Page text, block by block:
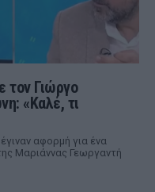
τον Γιώργο
«Καλέ, τι
αφορμή για ένα
Μαριάννας Γεωργαντή